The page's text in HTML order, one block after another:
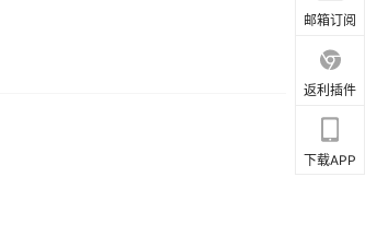
邮箱订阅
返利插件
下载APP